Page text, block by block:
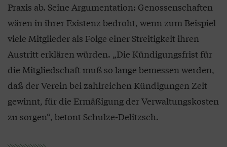
Praxis ab. Seine Argumentation: Genossenschaften
wären in ihrer Existenz bedroht, wenn zum Beispiel
viele Mitglieder als Folge einer Streitigkeit ihren
Austritt erklären würden. „Die Kündigungsfrist für
die Mitgliedschaft muß so lange bemessen werden,
daß der Verein bei zahlreichen Kündigungen Zeit
gewinnt, für die Ermäßigung der Verwaltungskosten
zu sorgen“, betont Schulze-Delitzsch.